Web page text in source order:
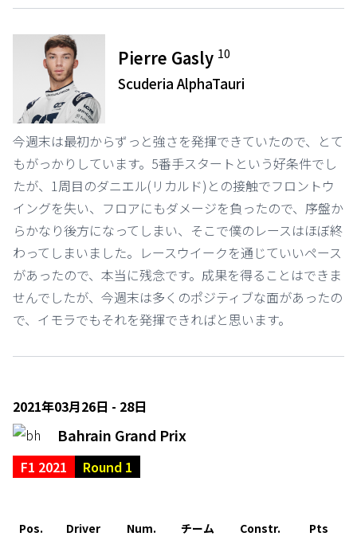
Pierre Gasly 10
Scuderia AlphaTauri
今週末は最初からずっと強さを発揮できていたので、とて
もがっかりしています。5番手スタートという好条件でし
たが、1周目のダニエル(リカルド)との接触でフロントウ
イングを失い、フロアにもダメージを負ったので、序盤か
らかなり後方になってしまい、そこで僕のレースはほぼ終
わってしまいました。レースウイークを通じていいペース
があったので、本当に残念です。成果を得ることはできま
せんでしたが、今週末は多くのポジティブな面があったの
で、イモラでもそれを発揮できればと思います。
2021年03月26日 - 28日
Bahrain Grand Prix
F1 2021 Round 1
Pos. Driver Num. チーム Constr. Pts